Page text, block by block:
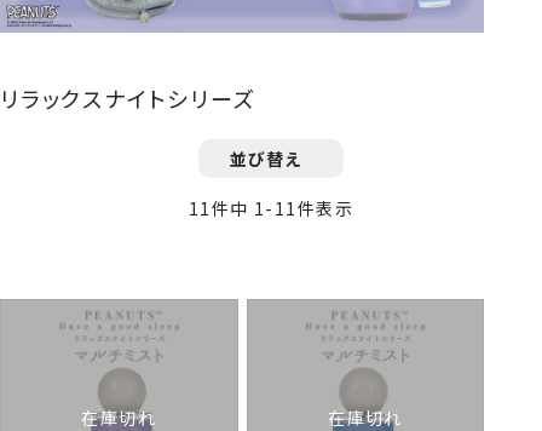
リラックスナイトシリーズ
並び替え
11 件中 1 - 11 件表示
在庫切れ 在庫切れ